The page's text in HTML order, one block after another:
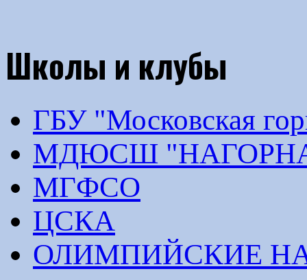
Школы и клубы
ГБУ "Московская
МДЮСШ
МГФСО
ЦСКА
ОЛИМПИЙСКИЕ